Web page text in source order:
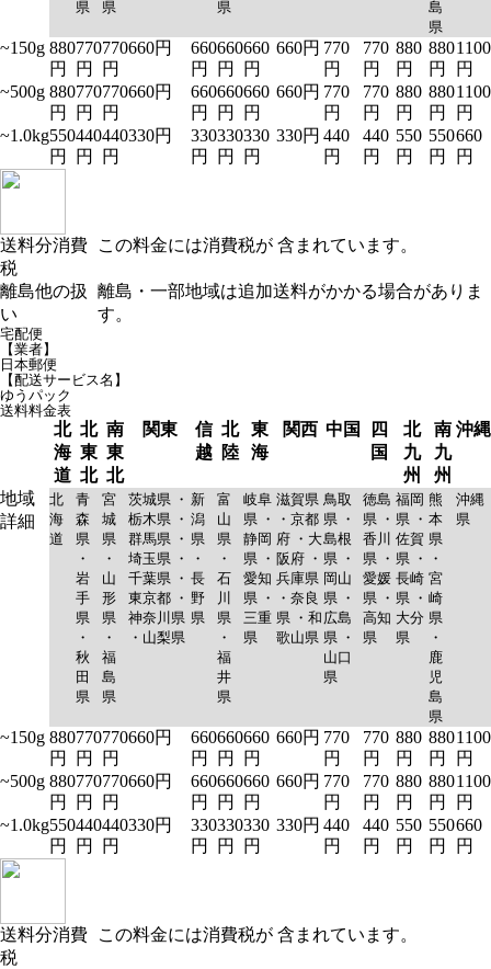
県 県 県
島
県
~150g 880
円
770
円
770
円
660円
660
円
660
円
660
円
660円 770
円
770
円
880
円
880
円
1100
円
~500g 880
円
770
円
770
円
660円
660
円
660
円
660
円
660円 770
円
770
円
880
円
880
円
1100
円
~1.0kg550
円
440
円
440
円
330円
330
円
330
円
330
円
330円 440
円
440
円
550
円
550
円
660
円
送料分消費
税
この料金には消費税が 含まれています。
離島他の扱
い
離島・一部地域は追加送料がかかる場合がありま
す。
宅配便
【業者】
日本郵便
【配送サービス名】
ゆうパック
送料料金表
北
海
道
北
東
北
南
東
北
関東
信
越
北
陸
東
海
関西 中国
四
国
北
九
州
南
九
州
沖縄
地域
詳細
北
海
道
青
森
県
・
岩
手
県
・
秋
田
県
宮
城
県
・
山
形
県
・
福
島
県
茨城県 ・
栃木県 ・
群馬県 ・
埼玉県 ・
千葉県 ・
東京都 ・
神奈川県
・山梨県
新
潟
県
・
長
野
県
富
山
県
・
石
川
県
・
福
井
県
岐阜
県 ・
静岡
県 ・
愛知
県 ・
三重
県
滋賀県
・京都
府 ・大
阪府 ・
兵庫県
・奈良
県 ・和
歌山県
鳥取
県 ・
島根
県 ・
岡山
県 ・
広島
県 ・
山口
県
徳島
県 ・
香川
県 ・
愛媛
県 ・
高知
県
福岡
県 ・
佐賀
県 ・
長崎
県 ・
大分
県
熊
本
県
・
宮
崎
県
・
鹿
児
島
県
沖縄
県
~150g 880
円
770
円
770
円
660円
660
円
660
円
660
円
660円 770
円
770
円
880
円
880
円
1100
円
~500g 880
円
770
円
770
円
660円
660
円
660
円
660
円
660円 770
円
770
円
880
円
880
円
1100
円
~1.0kg550
円
440
円
440
円
330円
330
円
330
円
330
円
330円 440
円
440
円
550
円
550
円
660
円
送料分消費
税
この料金には消費税が 含まれています。